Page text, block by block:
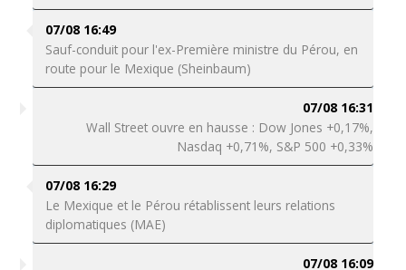
07/08 16:49
Sauf-conduit pour l'ex-Première ministre du Pérou, en
route pour le Mexique (Sheinbaum)
07/08 16:31
Wall Street ouvre en hausse : Dow Jones +0,17%,
Nasdaq +0,71%, S&P 500 +0,33%
07/08 16:29
Le Mexique et le Pérou rétablissent leurs relations
diplomatiques (MAE)
07/08 16:09